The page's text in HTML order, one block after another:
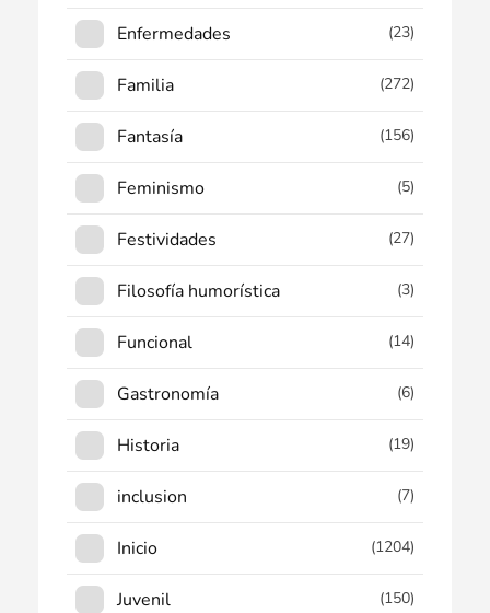
Enfermedades (23)
Familia (272)
Fantasía (156)
Feminismo (5)
Festividades (27)
Filosofía humorística (3)
Funcional (14)
Gastronomía (6)
Historia (19)
inclusion (7)
Inicio (1204)
Juvenil (150)